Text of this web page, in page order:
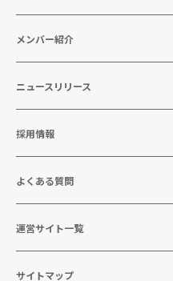
メンバー紹介
ニュースリリース
採用情報
よくある質問
運営サイト一覧
サイトマップ